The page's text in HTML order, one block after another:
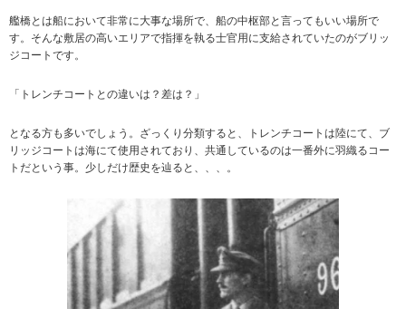
艦橋とは船において非常に大事な場所で、船の中枢部と言ってもいい場所で
す。そんな敷居の高いエリアで指揮を執る士官用に支給されていたのがブリッ
ジコートです。
「トレンチコートとの違いは？差は？」
となる方も多いでしょう。ざっくり分類すると、トレンチコートは陸にて、ブ
リッジコートは海にて使用されており、共通しているのは一番外に羽織るコー
トだという事。少しだけ歴史を辿ると、、、。